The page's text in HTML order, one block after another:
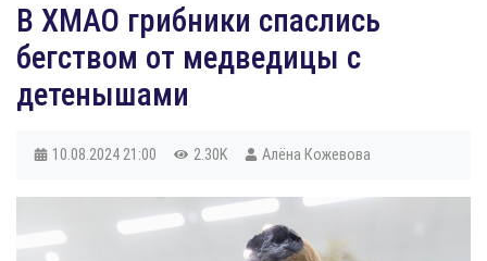
В ХМАО грибники спаслись
бегством от медведицы с
детенышами
10.08.202421:00 2.30K Алёна Кожевова